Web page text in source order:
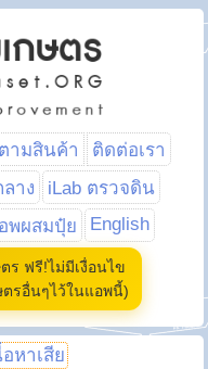
ตามสินค้า
ติดต่อเรา
าง
iLab ตรวจดิน
พผสมปุ๋ย English
ร ฟรี!ไม่มีเงื่อนไข
รอื่นๆไว้ในแอพนี้)
หาเสีย